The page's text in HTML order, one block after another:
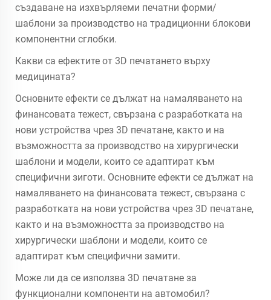
създаване на изхвърляеми печатни форми/
шаблони за производство на традиционни блокови
компонентни сглобки.
Какви са ефектите от 3D печатането върху
медицината?
Основните ефекти се дължат на намаляването на
финансовата тежест, свързана с разработката на
нови устройства чрез 3D печатане, както и на
възможността за производство на хирургически
шаблони и модели, които се адаптират към
специфични зиготи. Основните ефекти се дължат на
намаляването на финансовата тежест, свързана с
разработката на нови устройства чрез 3D печатане,
както и на възможността за производство на
хирургически шаблони и модели, които се
адаптират към специфични замити.
Може ли да се използва 3D печатане за
функционални компоненти на автомобил?